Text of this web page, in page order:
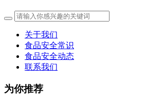
关于我们
食品安全常识
食品安全动态
联系我们
为你推荐